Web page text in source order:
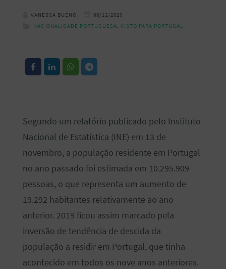
VANESSA BUENO
08/12/2020
NACIONALIDADE PORTUGUESA, VISTO PARA PORTUGAL
Segundo um relatório publicado pelo Instituto
Nacional de Estatística (INE) em 13 de
novembro, a população residente em Portugal
no ano passado foi estimada em 10.295.909
pessoas, o que representa um aumento de
19.292 habitantes relativamente ao ano
anterior. 2019 ficou assim marcado pela
inversão de tendência de descida da
população a residir em Portugal, que tinha
acontecido em todos os nove anos anteriores.